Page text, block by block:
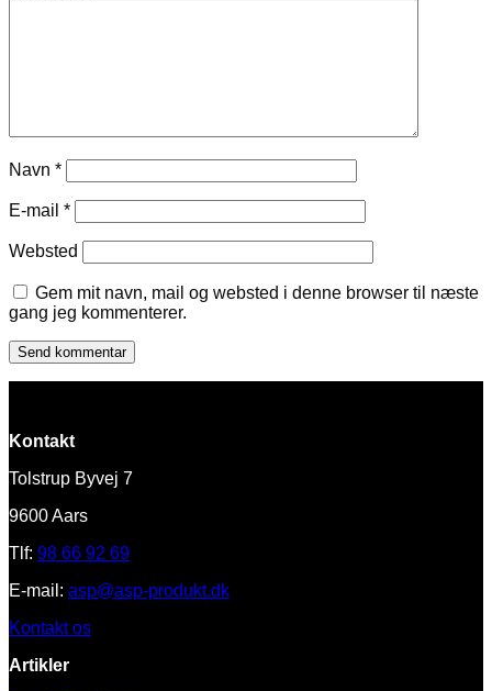
Navn *
E-mail *
Websted
Gem mit navn, mail og websted i denne browser til næste
gang jeg kommenterer.
Kontakt
Tolstrup Byvej 7
9600 Aars
Tlf: 98 66 92 69
E-mail: asp@asp-produkt.dk
Kontakt os
Artikler